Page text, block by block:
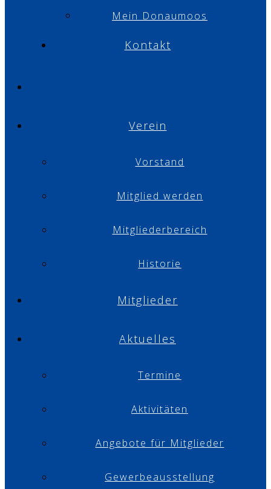
Mein Donaumoos
Kontakt
Verein
Vorstand
Mitglied werden
Mitgliederbereich
Historie
Mitglieder
Aktuelles
Termine
Aktivitäten
Angebote für Mitglieder
Gewerbeausstellung